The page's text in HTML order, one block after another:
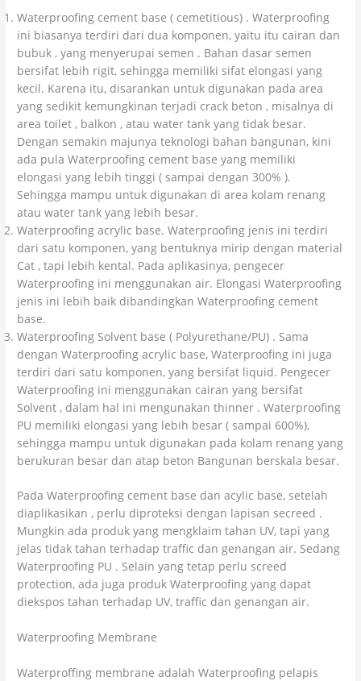
Waterproofing cement base ( cemetitious) . Waterproofing
ini biasanya terdiri dari dua komponen, yaitu itu cairan dan
bubuk , yang menyerupai semen . Bahan dasar semen
bersifat lebih rigit, sehingga memiliki sifat elongasi yang
kecil. Karena itu, disarankan untuk digunakan pada area
yang sedikit kemungkinan terjadi crack beton , misalnya di
area toilet , balkon , atau water tank yang tidak besar.
Dengan semakin majunya teknologi bahan bangunan, kini
ada pula Waterproofing cement base yang memiliki
elongasi yang lebih tinggi ( sampai dengan 300% ).
Sehingga mampu untuk digunakan di area kolam renang
atau water tank yang lebih besar.
Waterproofing acrylic base. Waterproofing jenis ini terdiri
dari satu komponen, yang bentuknya mirip dengan material
Cat , tapi lebih kental. Pada aplikasinya, pengecer
Waterproofing ini menggunakan air. Elongasi Waterproofing
jenis ini lebih baik dibandingkan Waterproofing cement
base.
Waterproofing Solvent base ( Polyurethane/PU) . Sama
dengan Waterproofing acrylic base, Waterproofing ini juga
terdiri dari satu komponen, yang bersifat liquid. Pengecer
Waterproofing ini menggunakan cairan yang bersifat
Solvent , dalam hal ini mengunakan thinner . Waterproofing
PU memiliki elongasi yang lebih besar ( sampai 600%),
sehingga mampu untuk digunakan pada kolam renang yang
berukuran besar dan atap beton Bangunan berskala besar.
Pada Waterproofing cement base dan acylic base, setelah
diaplikasikan , perlu diproteksi dengan lapisan secreed .
Mungkin ada produk yang mengklaim tahan UV, tapi yang
jelas tidak tahan terhadap traffic dan genangan air. Sedang
Waterproofing PU . Selain yang tetap perlu screed
protection, ada juga produk Waterproofing yang dapat
diekspos tahan terhadap UV, traffic dan genangan air.
Waterproofing Membrane
Waterproffing membrane adalah Waterproofing pelapis